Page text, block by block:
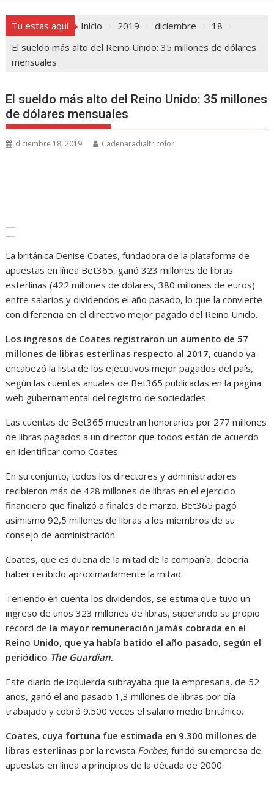
Tu estas aquí Inicio 2019 diciembre
18
El sueldo más alto del Reino Unido: 35 millones de dólares
mensuales
El sueldo más alto del Reino Unido: 35 millones
de dólares mensuales
diciembre 18, 2019 Cadenaradialtricolor
La británica Denise Coates, fundadora de la plataforma de
apuestas en línea Bet365, ganó 323 millones de libras
esterlinas (422 millones de dólares, 380 millones de euros)
entre salarios y dividendos el año pasado, lo que la convierte
con diferencia en el directivo mejor pagado del Reino Unido.
Los ingresos de Coates registraron un aumento de 57
millones de libras esterlinas respecto al 2017, cuando ya
encabezó la lista de los ejecutivos mejor pagados del país,
según las cuentas anuales de Bet365 publicadas en la página
web gubernamental del registro de sociedades.
Las cuentas de Bet365 muestran honorarios por 277 millones
de libras pagados a un director que todos están de acuerdo
en identificar como Coates.
En su conjunto, todos los directores y administradores
recibieron más de 428 millones de libras en el ejercicio
financiero que finalizó a finales de marzo. Bet365 pagó
asimismo 92,5 millones de libras a los miembros de su
consejo de administración.
Coates, que es dueña de la mitad de la compañía, debería
haber recibido aproximadamente la mitad.
Teniendo en cuenta los dividendos, se estima que tuvo un
ingreso de unos 323 millones de libras, superando su propio
récord de la mayor remuneración jamás cobrada en el
Reino Unido, que ya había batido el año pasado, según el
periódico The Guardian.
Este diario de izquierda subrayaba que la empresaria, de 52
años, ganó el año pasado 1,3 millones de libras por día
trabajado y cobró 9.500 veces el salario medio británico.
Coates, cuya fortuna fue estimada en 9.300 millones de
libras esterlinaspor la revista Forbes, fundó su empresa de
apuestas en línea a principios de la década de 2000.